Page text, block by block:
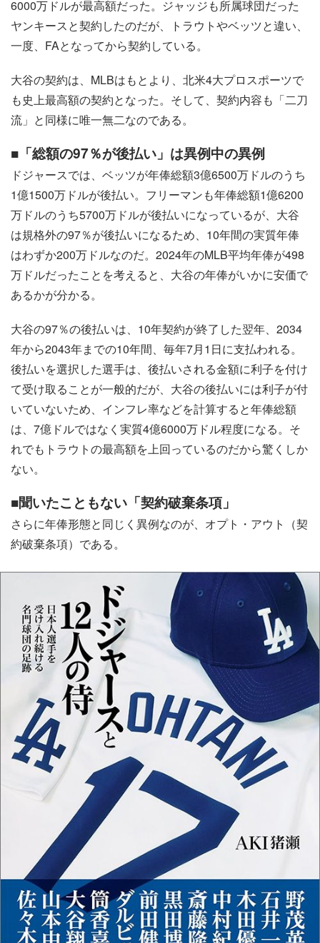
6000万ドルが最高額だった。ジャッジも所属球団だった
ヤンキースと契約したのだが、トラウトやベッツと違い、
一度、FAとなってから契約している。
大谷の契約は、MLBはもとより、北米4大プロスポーツで
も史上最高額の契約となった。そして、契約内容も「二刀
流」と同様に唯一無二なのである。
■「総額の97％が後払い」は異例中の異例
ドジャースでは、ベッツが年俸総額3億6500万ドルのうち
1億1500万ドルが後払い。フリーマンも年俸総額1億6200
万ドルのうち5700万ドルが後払いになっているが、大谷
は規格外の97％が後払いになるため、10年間の実質年俸
はわずか200万ドルなのだ。2024年のMLB平均年俸が498
万ドルだったことを考えると、大谷の年俸がいかに安価で
あるかが分かる。
大谷の97％の後払いは、10年契約が終了した翌年、2034
年から2043年までの10年間、毎年7月1日に支払われる。
後払いを選択した選手は、後払いされる金額に利子を付け
て受け取ることが一般的だが、大谷の後払いには利子が付
いていないため、インフレ率などを計算すると年俸総額
は、7億ドルではなく実質4億6000万ドル程度になる。そ
れでもトラウトの最高額を上回っているのだから驚くしか
ない。
■聞いたこともない「契約破棄条項」
さらに年俸形態と同じく異例なのが、オプト・アウト（契
約破棄条項）である。